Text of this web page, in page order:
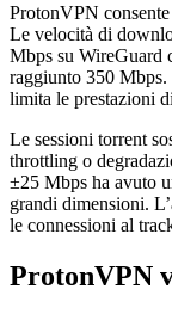
ProtonVPN
Le velocità di
Mbps su WireGuard
raggiunto 350
limita le prestazioni
Le sessioni torrent
throttling o
±25 Mbps ha avuto
grandi dimensioni.
le connessioni al
ProtonVPN